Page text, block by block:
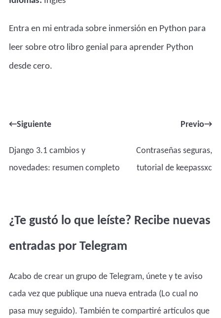
Entra en mi entrada sobre inmersión en Python para
leer sobre otro libro genial para aprender Python
desde cero.
←Siguiente
Django 3.1 cambios y
novedades: resumen completo
Previo→
Contraseñas seguras,
tutorial de keepassxc
¿Te gustó lo que leíste? Recibe nuevas
entradas por Telegram
Acabo de crear un grupo de Telegram, únete y te aviso
cada vez que publique una nueva entrada (Lo cual no
pasa muy seguido). También te compartiré artículos que